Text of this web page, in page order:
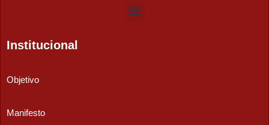
Institucional
Objetivo
Manifesto